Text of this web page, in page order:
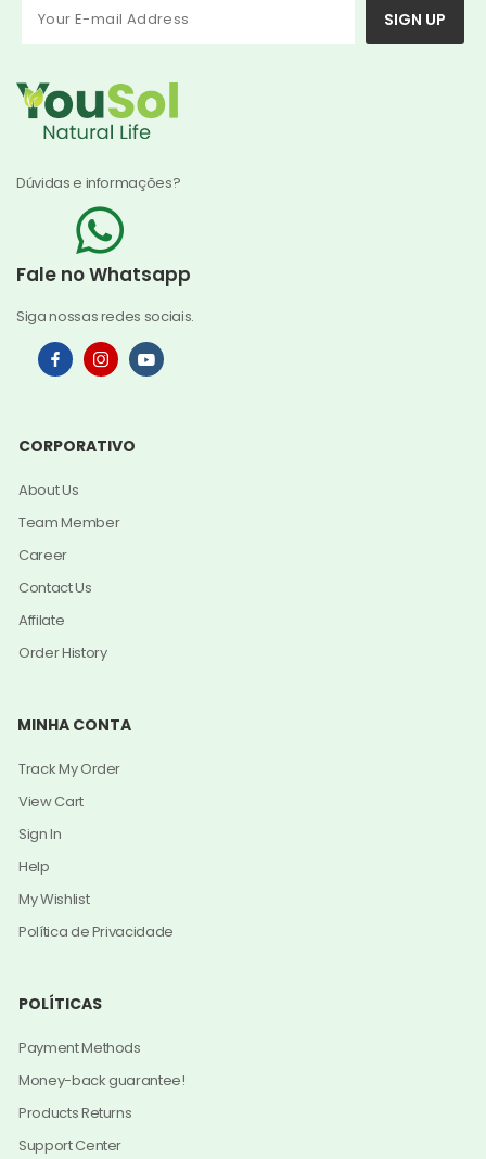
SIGN UP
Dúvidas e informações?
Fale no Whatsapp
Siga nossas redes sociais.
CORPORATIVO
About Us
Team Member
Career
Contact Us
Affilate
Order History
MINHA CONTA
Track My Order
View Cart
Sign In
Help
My Wishlist
Política de Privacidade
POLÍTICAS
Payment Methods
Money-back guarantee!
Products Returns
Support Center